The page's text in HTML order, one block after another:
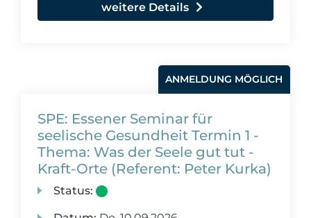
weitere Details
ANMELDUNG MÖGLICH
SPE: Essener Seminar für
seelische Gesundheit Termin 1 -
Thema: Was der Seele gut tut -
Kraft-Orte (Referent: Peter Kurka)
Status: